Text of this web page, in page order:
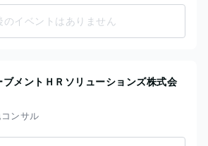
のイベントはありません
ブメントＨＲソリューションズ株式会
ンサル